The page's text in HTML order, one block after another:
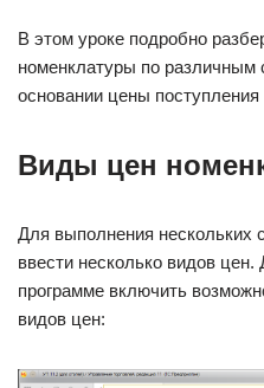
В этом уроке подробно
номенклатуры по различным
основании цены
Виды цен
Для выполнения нескольких
ввести несколько видов цен.
программе включить
видов цен: